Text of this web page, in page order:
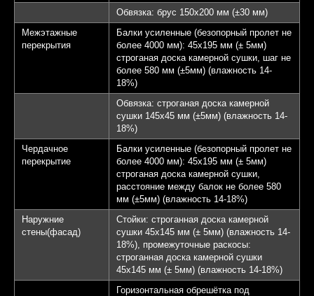
Обвязка: брус 150х200 мм (±30 мм)
Межэтажные
перекрытия
Балки усиленные (безопорный пролет не
более 4000 мм): 45х195 мм (± 5мм)
строганая доска камерной сушки, шаг не
более 580 мм (±5мм) (влажность 14-
18%)
Обвязка: строганая доска камерной
сушки 145х45 мм (±5мм) (влажность 14-
18%)
Чердачное
перекрытие
Балки усиленные (безопорный пролет не
более 4000 мм): 45х195 мм (± 5мм)
строганая доска камерной сушки,
расстояние между балок не более 580
мм (±5мм) (влажность 14-18%)
Наружние
стены(фасад)
Стойки: строганная доска камерной
сушки 45х145 мм (± 5мм) (влажность 14-
18%), промежуточные раскосы:
строганная доска камерной сушки
45х145 мм (± 5мм) (влажность 14-18%)
Горизонтальная обрешётка под